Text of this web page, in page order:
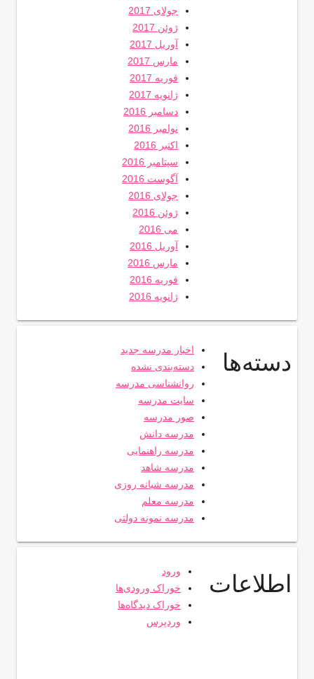
جولای 2017
ژوئن 2017
آوریل 2017
مارس 2017
فوریه 2017
ژانویه 2017
دسامبر 2016
نوامبر 2016
اکتبر 2016
سپتامبر 2016
آگوست 2016
جولای 2016
ژوئن 2016
می 2016
آوریل 2016
مارس 2016
فوریه 2016
ژانویه 2016
دسته‌ها
اخبار مدرسه جدید
دسته‌بندی نشده
روانشناسی مدرسه
سایت مدرسه
صور مدرسه
مدرسه دانش
مدرسه راهنمایی
مدرسه شاهد
مدرسه شبانه روزی
مدرسه معلم
مدرسه نمونه دولتی
اطلاعات
ورود
خوراک ورودی‌ها
خوراک دیدگاه‌ها
وردپرس